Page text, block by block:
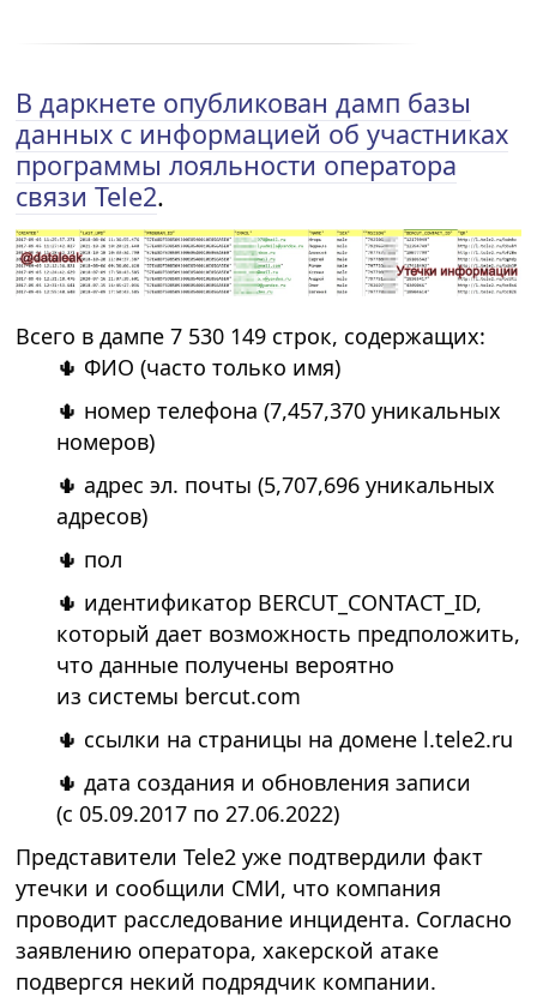
В даркнете опубликован дамп базы
данных с информацией об участниках
программы лояльности оператора
связи Tele2.
Всего в дампе 7 530 149 строк, содержащих:
🌵 ФИО (часто только имя)
🌵 номер телефона (7,457,370 уникальных
номеров)
🌵 адрес эл. почты (5,707,696 уникальных
адресов)
🌵 пол
🌵 идентификатор BERCUT_CONTACT_ID,
который дает возможность предположить,
что данные получены вероятно
из системы bercut.com
🌵 ссылки на страницы на домене l.tele2.ru
🌵 дата создания и обновления записи
(с 05.09.2017 по 27.06.2022)
Представители Tele2 уже подтвердили факт
утечки и сообщили СМИ, что компания
проводит расследование инцидента. Согласно
заявлению оператора, хакерской атаке
подвергся некий подрядчик компании.